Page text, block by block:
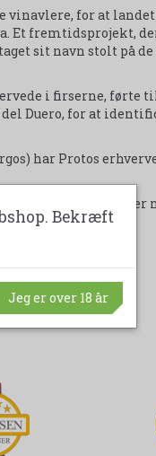
for at landet
Et fremtidsprojekt,
sit navn stolt på
i firserne, førte
Duero, for at
har Protos
i Spanien,
Bekræft
Jeg er over 18 år